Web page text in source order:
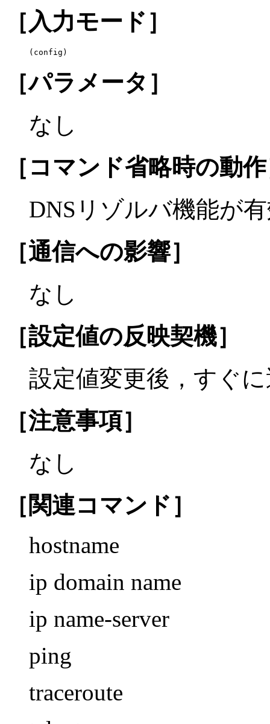
［入力モード］
(config)
［パラメータ］
なし
［コマンド省略時の動
DNSリゾルバ機能が
［通信への影響］
なし
［設定値の反映契機］
設定値変更後，すぐ
［注意事項］
なし
［関連コマンド］
hostname
ip domain name
ip name-server
ping
traceroute